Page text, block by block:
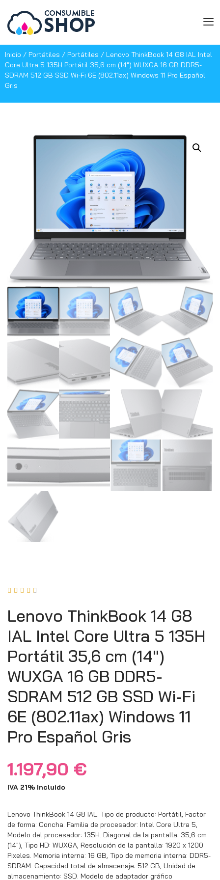
Inicio / Portátiles / Portátiles / Lenovo ThinkBook 14 G8 IAL Intel
Core Ultra 5 135H Portátil 35,6 cm (14″) WUXGA 16 GB DDR5-
SDRAM 512 GB SSD Wi-Fi 6E (802.11ax) Windows 11 Pro Español
Gris
    
Lenovo ThinkBook 14 G8
IAL Intel Core Ultra 5 135H
Portátil 35,6 cm (14″)
WUXGA 16 GB DDR5-
SDRAM 512 GB SSD Wi-Fi
6E (802.11ax) Windows 11
Pro Español Gris
1.197,90 €
IVA 21% Incluido
Lenovo ThinkBook 14 G8 IAL. Tipo de producto: Portátil, Factor
de forma: Concha. Familia de procesador: Intel Core Ultra 5,
Modelo del procesador: 135H. Diagonal de la pantalla: 35,6 cm
(14″), Tipo HD: WUXGA, Resolución de la pantalla: 1920 x 1200
Pixeles. Memoria interna: 16 GB, Tipo de memoria interna: DDR5-
SDRAM. Capacidad total de almacenaje: 512 GB, Unidad de
almacenamiento: SSD. Modelo de adaptador gráfico